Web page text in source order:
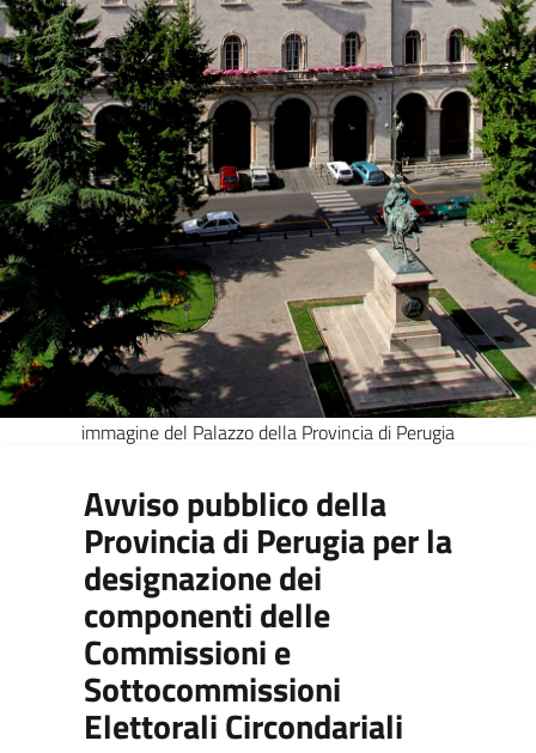
immagine del Palazzo della Provincia di Perugia
Avviso pubblico della
Provincia di Perugia per la
designazione dei
componenti delle
Commissioni e
Sottocommissioni
Elettorali Circondariali